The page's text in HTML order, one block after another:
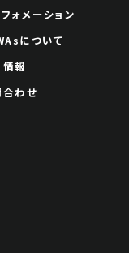
ォメーション
について
報
わせ